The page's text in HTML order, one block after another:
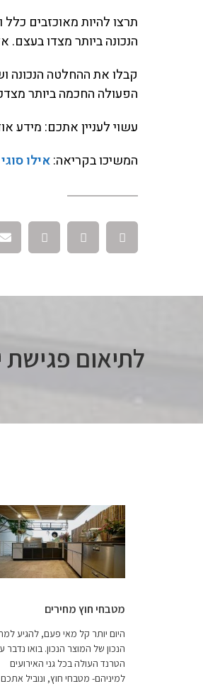
תרצו להיות מאוכזבים
הנכונה ביותר מצדו
קבלו את ההחלטה הנכונה
הפעולה החכמה ביותר
עשוי לעניין אתכם: מידע
המשיכו בקריאה:אילו סוגי
לתיאום פגישת
מטבחי חוץ מחירים
היום יותר קל מאי פעם, להגיע
הנכון של המוצר הנכון. בואו נדבר
הטרנד העולה בכל גני האירועים
למיניהם- מטבחי חוץ, ונוביל